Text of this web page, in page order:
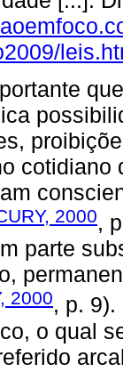
2000,
parte
2000, p.
o qual